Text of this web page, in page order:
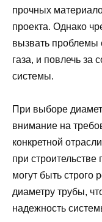
прочных
проекта. Однако
вызвать проблемы
газа, и повлечь за
системы.
При выборе
внимание на
конкретной
при
могут быть строго
диаметру трубы,
надежность